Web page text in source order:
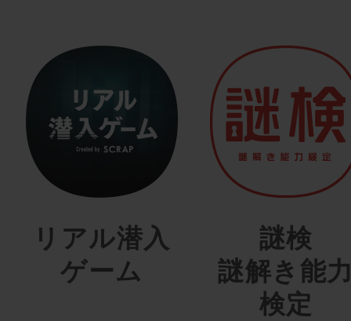
リアル潜入
ゲーム
謎検
謎解き能
検定